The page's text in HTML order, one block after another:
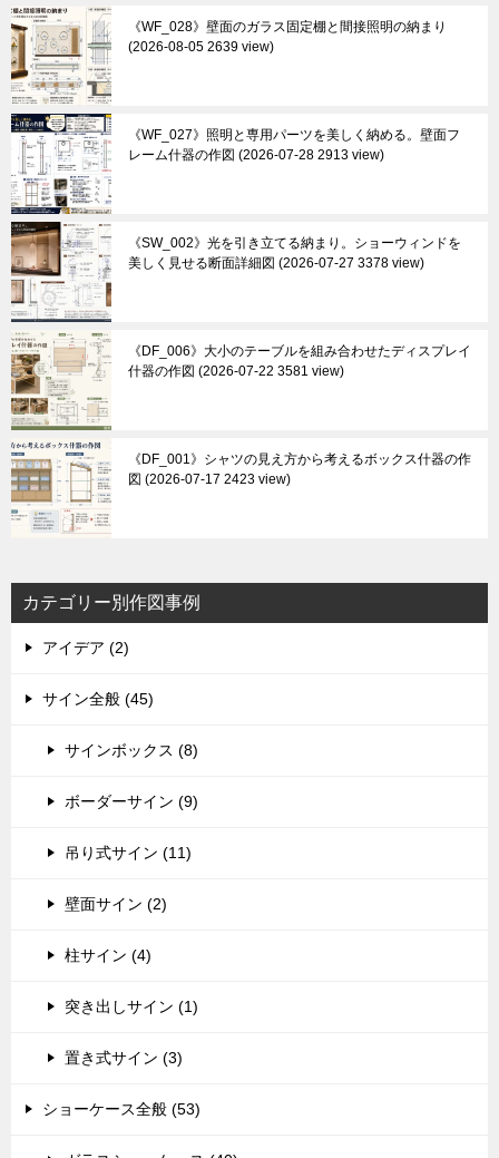
《WF_028》壁面のガラス固定棚と間接照明の納まり
2026-08-05 2639 view
《WF_027》照明と専用パーツを美しく納める。壁面フ
レーム什器の作図
2026-07-28 2913 view
《SW_002》光を引き立てる納まり。ショーウィンドを
美しく見せる断面詳細図
2026-07-27 3378 view
《DF_006》大小のテーブルを組み合わせたディスプレイ
什器の作図
2026-07-22 3581 view
《DF_001》シャツの見え方から考えるボックス什器の作
図
2026-07-17 2423 view
カテゴリー別作図事例
アイデア (2)
サイン全般 (45)
サインボックス (8)
ボーダーサイン (9)
吊り式サイン (11)
壁面サイン (2)
柱サイン (4)
突き出しサイン (1)
置き式サイン (3)
ショーケース全般 (53)